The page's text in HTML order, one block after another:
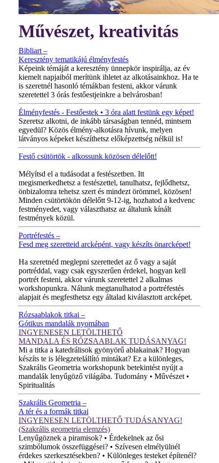
Művészet, kreativitás
Bibliart –
Keresztény tematikájú élményfestés
Képeink témáját a keresztény ünnepkör inspirálja, az év
kiemelt napjaiból merítünk ihletet az alkotásainkhoz. Ha te
is szeretnél hasonló témákban festeni, akkor várunk
szeretettel 3 órás festőestjeinkre a belvárosban!
Élményfestés - Festőestek • 3 óra alatt festünk egy képet!
Szeretsz alkotni, de inkább társaságban tennéd, mintsem
egyedül? Közös élmény-alkotásra hívunk, melyen
látványos képeket készíthetsz előképzettség nélkül is!
Festő csütörtök - alkossunk közösen délelőtt!
Mélyítsd el a tudásodat a festészetben. Itt
megismerkedhetsz a festészettel, tanulhatsz, fejlődhetsz,
önbizalomra tehetsz szert és mindezt örömmel, közösen!
Minden csütörtökön délelőtt 9-12-ig, hozhatod a kedvenc
festményedet, vagy választhatsz az általunk kínált
festmények közül.
Portréfestés –
Fesd meg szeretteid arcképént, vagy készíts önarcképet!
Ha szeretnéd meglepni szerettedet az ő vagy a saját
portréddal, vagy csak egyszerűen érdekel, hogyan kell
portrét festeni, akkor várunk szeretettel 2 alkalmas
workshopunkra. Nálunk megtanulhatod a portréfestés
alapjait és megfesthetsz egy általad kiválasztott arcképet.
Rózsaablakok titkai –
Gótikus mandalák nyomában
INGYENESEN LETÖLTHETŐ
MANDALA ÉS RÓZSAABLAK TUDÁSANYAG!
Mi a titka a katedrálisok gyönyörű ablakainak? Hogyan
készíts te is lélegzetelállító mintákat? Ez a különleges,
Szakrális Geometria workshopunk betekintést nyújt a
mandalák lenyűgöző világába. Tudomány • Művészet •
Spiritualitás
Szakrális Geometria –
A tér és a formák titkai
INGYENESEN LETÖLTHETŐ TUDÁSANYAG!
(Szakrális geometria elemzés)
Lenyűgöznek a piramisok? • Érdekelnek az ősi
szimbólumok összefüggései? • Szívesen elmélyülnél
érdekes szerkesztésekben? • Különleges testeket építenél?